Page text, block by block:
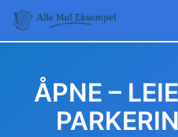
Skip
content
ÅPNE –